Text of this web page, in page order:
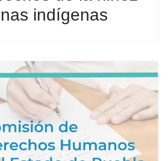
indígenas